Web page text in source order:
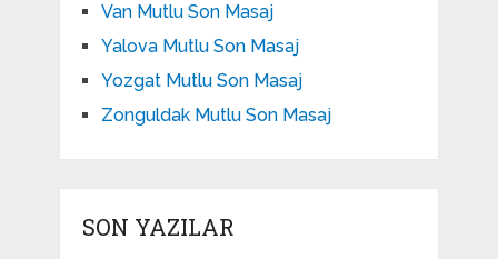
Van Mutlu Son Masaj
Yalova Mutlu Son Masaj
Yozgat Mutlu Son Masaj
Zonguldak Mutlu Son Masaj
SON YAZILAR